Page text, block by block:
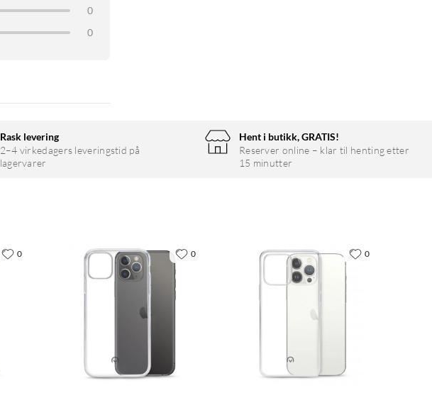
0
0
Rask levering
2–4 virkedagers leveringstid på
lagervarer
Hent i butikk, GRATIS!
Reserver online – klar til henting etter
15 minutter
0 0 0